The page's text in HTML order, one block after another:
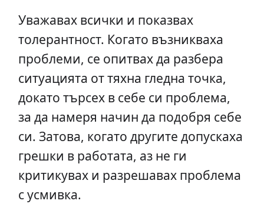
Уважавах всички и показвах
толерантност. Когато възникваха
проблеми, се опитвах да разбера
ситуацията от тяхна гледна точка,
докато търсех в себе си проблема,
за да намеря начин да подобря себе
си. Затова, когато другите допускаха
грешки в работата, аз не ги
критикувах и разрешавах проблема
с усмивка.